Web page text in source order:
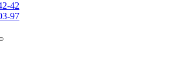
42
97